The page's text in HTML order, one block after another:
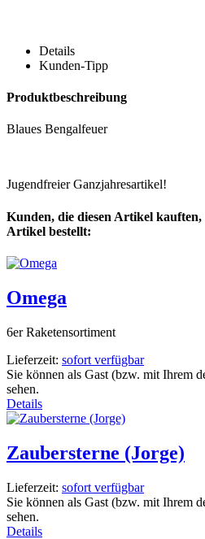
Details
Kunden-Tipp
Produktbeschreibung
Blaues Bengalfeuer
Jugendfreier Ganzjahresartikel!
Kunden, die diesen Artikel kauften,
Artikel bestellt:
Omega
6er Raketensortiment
Lieferzeit: sofort verfügbar
Sie können als Gast (bzw. mit Ihrem
sehen.
Details
Zaubersterne (Jorge)
Lieferzeit: sofort verfügbar
Sie können als Gast (bzw. mit Ihrem
sehen.
Details